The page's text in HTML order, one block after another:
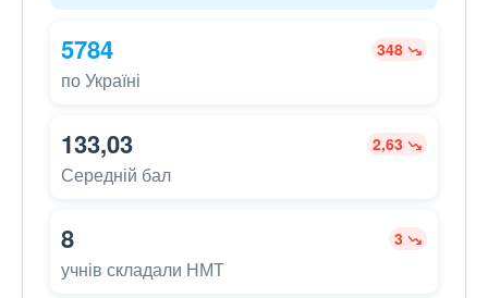
5784 348
по Україні
133,03 2,63
Середній бал
8 3
учнів складали НМТ